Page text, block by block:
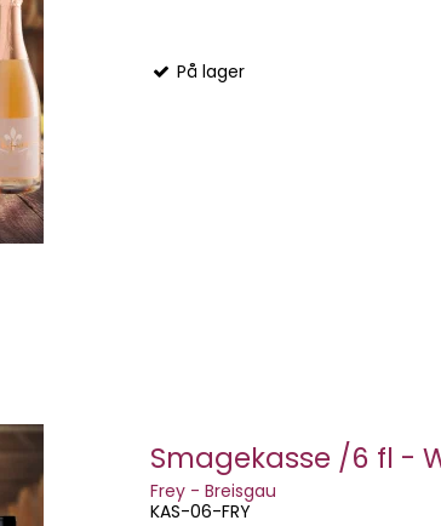
På lager
Smagekasse /6 fl -
Frey - Breisgau
KAS-06-FRY